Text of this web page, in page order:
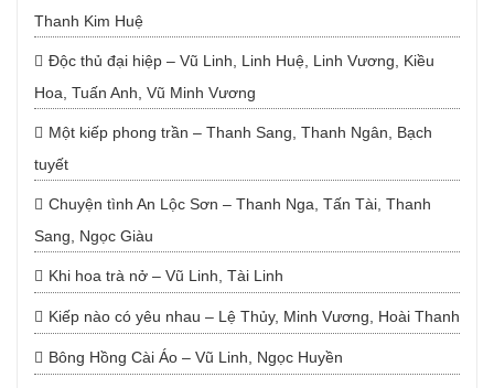
Thanh Kim Huệ
Độc thủ đại hiệp – Vũ Linh, Linh Huệ, Linh Vương, Kiều
Hoa, Tuấn Anh, Vũ Minh Vương
Một kiếp phong trần – Thanh Sang, Thanh Ngân, Bạch
tuyết
Chuyện tình An Lộc Sơn – Thanh Nga, Tấn Tài, Thanh
Sang, Ngọc Giàu
Khi hoa trà nở – Vũ Linh, Tài Linh
Kiếp nào có yêu nhau – Lệ Thủy, Minh Vương, Hoài Thanh
Bông Hồng Cài Áo – Vũ Linh, Ngọc Huyền